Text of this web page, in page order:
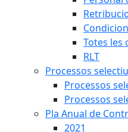
Totes les
RLT
Processos
Processos
Processos
Pla Anual de
2021